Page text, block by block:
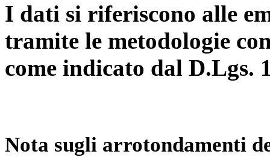
I dati si riferiscono alle
tramite le metodologie
come indicato dal D.Lgs.
Nota sugli arrotondamenti